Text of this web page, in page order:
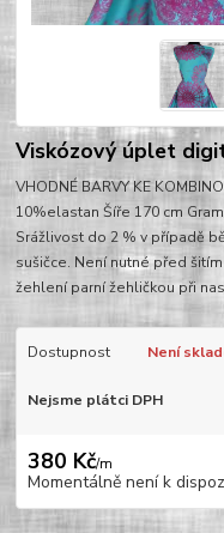
Viskózový úplet
VHODNÉ BARVY KE
10%elastan Šíře 170 cm
Srážlivost do 2 % v případě
sušičce. Není nutné před
žehlení parní žehličkou při
Dostupnost Není
Nejsme plátci DPH
380 Kč/m
Momentálně není k